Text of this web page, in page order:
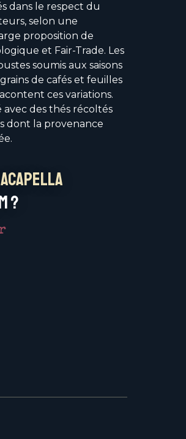
dans le respect du
selon une
proposition de
et Fair-Trade. Les
soumis aux saisons
de cafés et feuilles
ces variations.
des thés récoltés
dont la provenance
?